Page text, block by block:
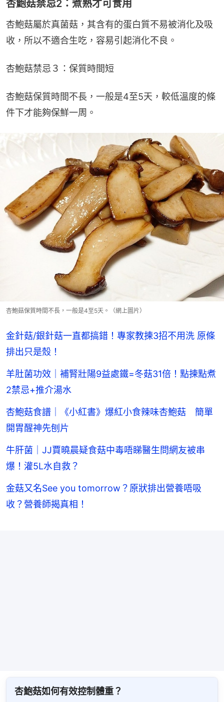
杏鮑菇禁忌2：煮熟才可食用
杏鮑菇屬於真菌菇，其含有的蛋白質不易被消化及吸
收，所以不適合生吃，容易引起消化不良。
杏鮑菇禁忌３：保質時間短
杏鮑菇保質時間不長，一般是4至5天，較低溫度的條
件下才能夠保鮮一周。
杏鮑菇保質時間不長，一般是4至5天。（網上圖片）
金針菇/銀針菇一直都搞錯！專家教揀3招不用洗 原條
排出只是殼！
羊肚菌功效｜補腎壯陽9益處鐵=冬菇31倍！點揀點煮
2禁忌+推介湯水
杏鮑菇食譜｜《小紅書》爆紅小食辣味杏鮑菇 簡單
開胃醒神先刨片
牛肝菌｜JJ賈曉晨疑食菇中毒唔睇醫生問網友被串
爆！灌5L水自救？
金菇又名See you tomorrow？原狀排出營養唔吸
收？營養師揭真相！
杏鮑菇如何有效控制體重？